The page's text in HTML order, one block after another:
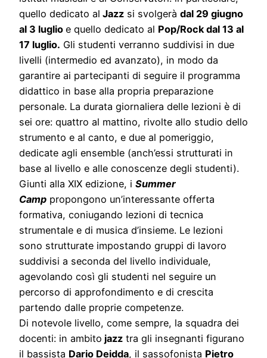
quello dedicato al Jazz si svolgerà dal 29 giugno
al 3 luglio e quello dedicato al Pop/Rockdal 13 al
17 luglio. Gli studenti verranno suddivisi in due
livelli (intermedio ed avanzato), in modo da
garantire ai partecipanti di seguire il programma
didattico in base alla propria preparazione
personale. La durata giornaliera delle lezioni è di
sei ore: quattro al mattino, rivolte allo studio dello
strumento e al canto, e due al pomeriggio,
dedicate agli ensemble (anch’essi strutturati in
base al livello e alle conoscenze degli studenti).
Giunti alla XIX edizione, i Summer
Camp propongono un’interessante offerta
formativa, coniugando lezioni di tecnica
strumentale e di musica d’insieme. Le lezioni
sono strutturate impostando gruppi di lavoro
suddivisi a seconda del livello individuale,
agevolando così gli studenti nel seguire un
percorso di approfondimento e di crescita
partendo dalle proprie competenze.
Di notevole livello, come sempre, la squadra dei
docenti: in ambito jazz tra gli insegnanti figurano
il bassista Dario Deidda, il sassofonista Pietro